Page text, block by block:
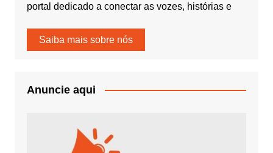
portal dedicado a conectar as vozes, histórias e
Saiba mais sobre nós
Anuncie aqui